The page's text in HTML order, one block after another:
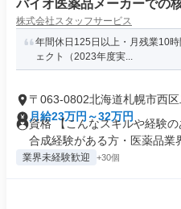
バイオ医薬品メーカーでの
株式会社スタッフサービス
年間休日125日以上・月残業10
ェクト（2023年度実...
〒063-0802北海道札幌市西
月給23万円～32万円
資格 【こんなスキルや経験
合成経験がある方・医薬品業
業界未経験歓迎 +30個